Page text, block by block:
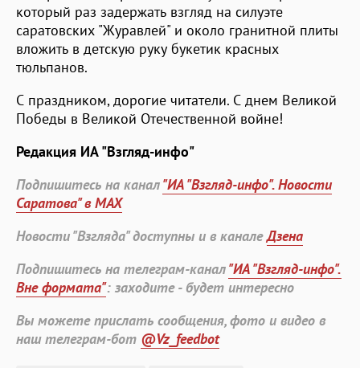
который раз задержать взгляд на силуэте
саратовских "Журавлей" и около гранитной плиты
вложить в детскую руку букетик красных
тюльпанов.
С праздником, дорогие читатели. С днем Великой
Победы в Великой Отечественной войне!
Редакция ИА "Взгляд-инфо"
Подпишитесь на канал"ИА "Взгляд-инфо". Новости
Саратова" в MAX
Новости "Взгляда" доступны и в каналеДзена
Подпишитесь на телеграм-канал"ИА "Взгляд-инфо".
Вне формата": заходите - будет интересно
Вы можете прислать сообщения, фото и видео в
наш телеграм-бот @Vz_feedbot